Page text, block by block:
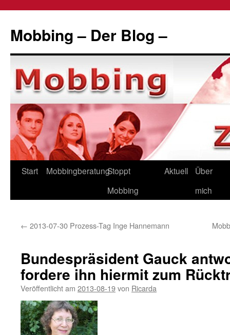
springen
Mobbing – Der Blog –
Start MobbingberatungStoppt
Mobbing
Aktuell
Über
mich
← 2013-07-30 Prozess-Tag Inge Hannemann
Bundespräsident Gauck
fordere ihn hiermit zum
Veröffentlicht am 2013-08-19von Ricarda